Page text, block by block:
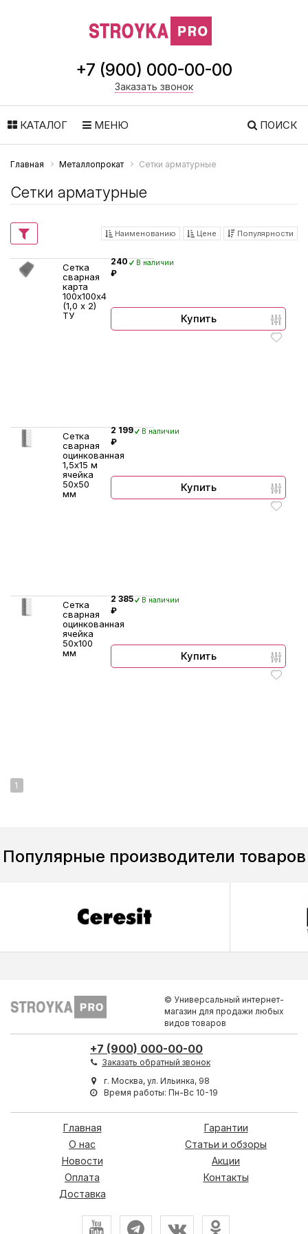
+7 (900) 000-00-00
Заказать звонок
КАТАЛОГ МЕНЮ ПОИСК
Главная Металлопрокат Сетки арматурные
Сетки арматурные
Наименованию Цене Популярности
Сетка
сварная
карта
100х100х4
(1,0 х 2)
ТУ
240
₽
В наличии
Купить
Сетка
сварная
оцинкованная
1,5х15 м
ячейка
50х50
мм
2 199
₽
В наличии
Купить
Сетка
сварная
оцинкованная
ячейка
50х100
мм
2 385
₽
В наличии
Купить
1
Популярные производители товаров
© Универсальный интернет-
магазин для продажи любых
видов товаров
+7 (900) 000-00-00
Заказать обратный звонок
г. Москва, ул. Ильинка, 98
Время работы: Пн-Вс 10-19
Главная
О нас
Новости
Оплата
Доставка
Гарантии
Статьи и обзоры
Акции
Контакты